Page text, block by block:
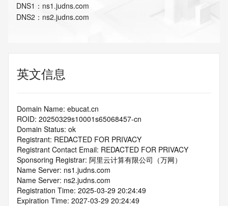
DNS1 ： ns1.judns.com
DNS2 ： ns2.judns.com
英文信息
Domain Name: ebucat.cn
ROID: 20250329s10001s65068457-cn
Domain Status: ok
Registrant: REDACTED FOR PRIVACY
Registrant Contact Email: REDACTED FOR PRIVACY
Sponsoring Registrar: 阿里云计算有限公司（万网）
Name Server: ns1.judns.com
Name Server: ns2.judns.com
Registration Time: 2025-03-29 20:24:49
Expiration Time: 2027-03-29 20:24:49